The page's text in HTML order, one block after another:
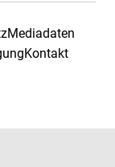
Mediadaten
Kontakt